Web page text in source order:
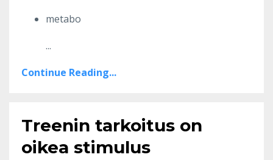
metabo
...
Continue Reading...
Treenin tarkoitus on
oikea stimulus